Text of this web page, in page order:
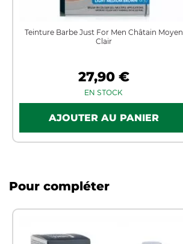
Teinture Barbe Just For Men Châtain Moyen
Clair
27,90 €
EN STOCK
Pour compléter